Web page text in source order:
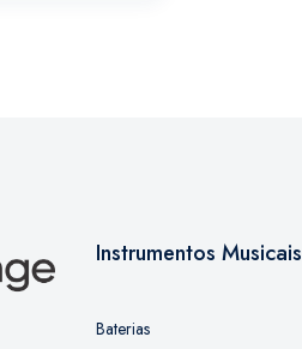
Instrumentos Musicais
Baterias